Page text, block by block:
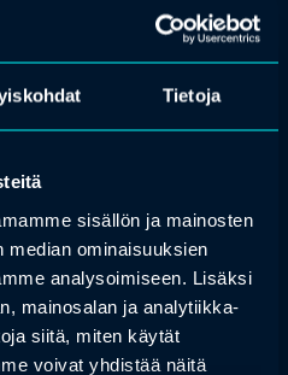
Tietoja
sisällön ja mainosten
median ominaisuuksien
analysoimiseen. Lisäksi
mainosalan ja analytiikka-
siitä, miten käytät
voivat yhdistää näitä
tohtori & kokenut
organisaatioita ja yhteisöjä
sosiaalisen median välineiden
Väitöstutkimuksessa (2018)
koulusurmissa 2007 ja 2008.